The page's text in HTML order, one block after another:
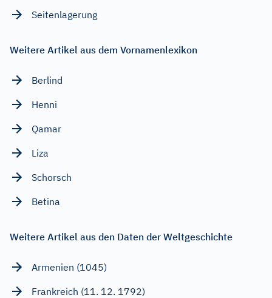
Seitenlagerung
Weitere Artikel aus dem Vornamenlexikon
Berlind
Henni
Qamar
Liza
Schorsch
Betina
Weitere Artikel aus den Daten der Weltgeschichte
Armenien (1045)
Frankreich (11. 12. 1792)